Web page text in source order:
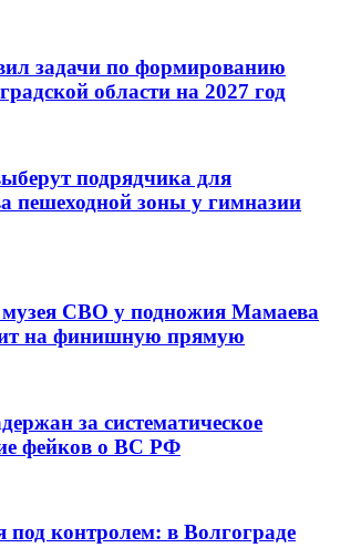
задачи по формированию
области на 2027 год
подрядчика для
пешеходной зоны у гимназии
музея СВО у подножия Мамаева
на финишную прямую
за систематическое
фейков о ВС РФ
под контролем: в Волгограде